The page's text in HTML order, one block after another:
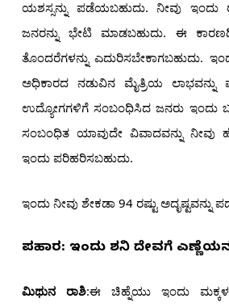
ಯಶಸ್ಸನ್ನು ಪಡೆಯಬಹುದು. ನೀವು ಇಂದು
ಜನರನ್ನು ಭೇಟಿ ಮಾಡಬಹುದು. ಈ
ತೊಂದರೆಗಳನ್ನು ಎದುರಿಸಬೇಕಾಗಬಹುದು.
ಅಧಿಕಾರದ ನಡುವಿನ ಮೈತ್ರಿಯ ಲಾಭವನ್ನು
ಉದ್ಯೋಗಗಳಿಗೆ ಸಂಬಂಧಿಸಿದ ಜನರು ಇಂದು
ಸಂಬಂಧಿತ ಯಾವುದೇ ವಿವಾದವನ್ನು ನೀವು
ಇಂದು ಪರಿಹರಿಸಬಹುದು.
ಇಂದು ನೀವು ಶೇಕಡಾ 94 ರಷ್ಟು ಅದೃಷ್ಟವನ್ನು
ಪರಿಹಾರ: ಇಂದು ಶನಿ ದೇವರಿಗೆ
ಮಿಥುನ ರಾಶಿ:ಈ ಚಿಹ್ನೆಯು ಇಂದು